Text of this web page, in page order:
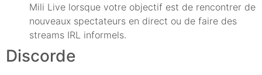
Mili Live lorsque votre objectif est de rencontrer de
nouveaux spectateurs en direct ou de faire des
streams IRL informels.
Discorde